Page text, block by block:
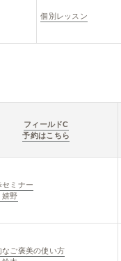
個別レッスン
フィールドC
予約はこちら
セミナー
嬉野
なご褒美の使い方